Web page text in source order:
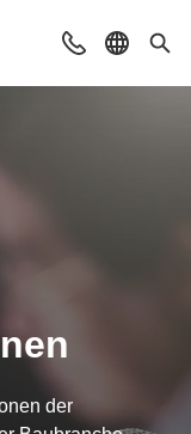
Beratung &
Sprache
der